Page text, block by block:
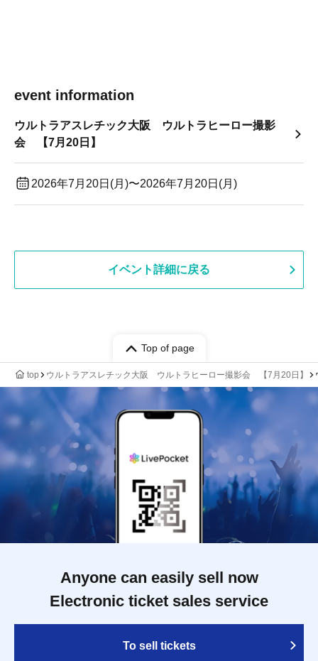
event information
ウルトラアスレチック大阪 ウルトラヒーロー撮影
会 【7月20日】
2026年7月20日(月)〜2026年7月20日(月)
イベント詳細に戻る
Top of page
top ウルトラアスレチック大阪 ウルトラヒーロー撮影会 【7月20日】
Anyone can easily sell now
Electronic ticket sales service
To sell tickets